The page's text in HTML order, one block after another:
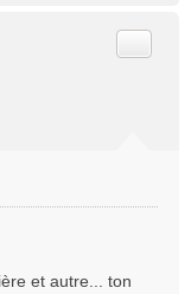
et autre... ton